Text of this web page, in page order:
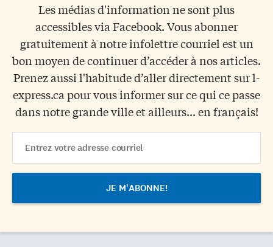
Les médias d'information ne sont plus
accessibles via Facebook. Vous abonner
gratuitement à notre infolettre courriel est un
bon moyen de continuer d’accéder à nos articles.
Prenez aussi l'habitude d’aller directement sur l-
express.ca pour vous informer sur ce qui ce passe
dans notre grande ville et ailleurs... en français!
Address